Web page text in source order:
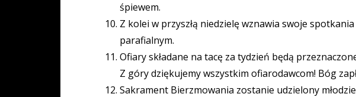
śpiewem.
Z kolei w przyszłą niedzielę wznawia swoje
parafialnym.
Ofiary składane na tacę za tydzień będą
Z góry dziękujemy wszystkim ofiarodawcom! Bóg
Sakrament Bierzmowania zostanie udzielony